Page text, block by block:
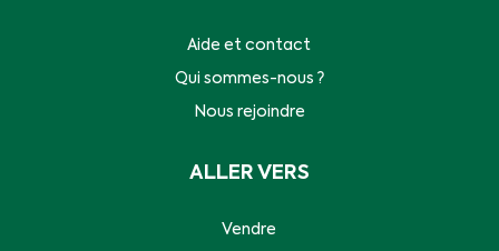
Aide et contact
Qui sommes-nous ?
Nous rejoindre
ALLER VERS
Vendre